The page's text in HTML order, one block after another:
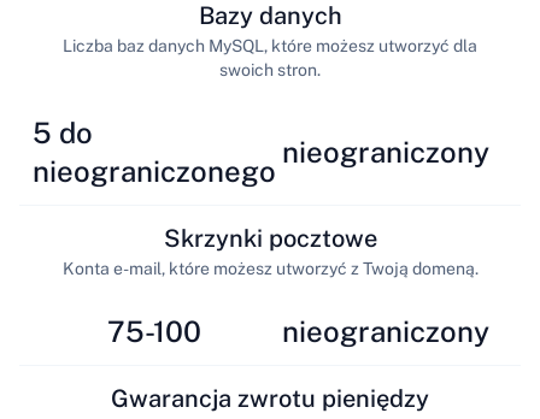
5 do
nieograniczonego
Bazy danych
Liczba baz danych MySQL, które możesz utworzyć dla
swoich stron.
nieograniczony
75-100
Skrzynki pocztowe
Konta e-mail, które możesz utworzyć z Twoją domeną.
nieograniczony
Gwarancja zwrotu pieniędzy